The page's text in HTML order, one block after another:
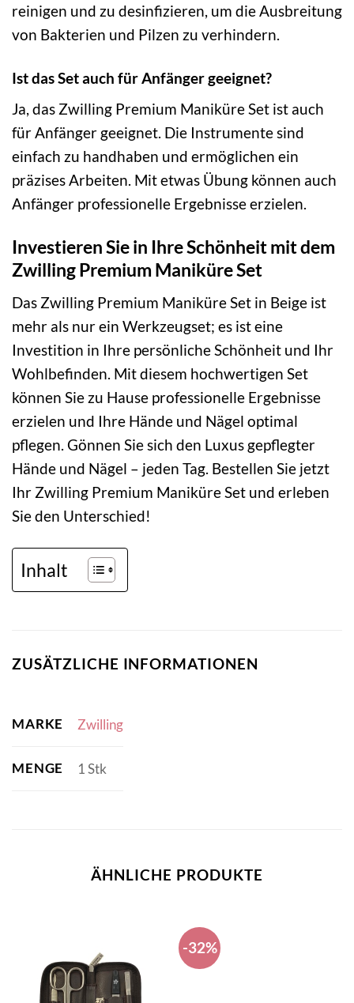
reinigen und zu desinfizieren, um die Ausbreitung
von Bakterien und Pilzen zu verhindern.
Ist das Set auch für Anfänger geeignet?
Ja, das Zwilling Premium Maniküre Set ist auch
für Anfänger geeignet. Die Instrumente sind
einfach zu handhaben und ermöglichen ein
präzises Arbeiten. Mit etwas Übung können auch
Anfänger professionelle Ergebnisse erzielen.
Investieren Sie in Ihre Schönheit mit dem
Zwilling Premium Maniküre Set
Das Zwilling Premium Maniküre Set in Beige ist
mehr als nur ein Werkzeugset; es ist eine
Investition in Ihre persönliche Schönheit und Ihr
Wohlbefinden. Mit diesem hochwertigen Set
können Sie zu Hause professionelle Ergebnisse
erzielen und Ihre Hände und Nägel optimal
pflegen. Gönnen Sie sich den Luxus gepflegter
Hände und Nägel – jeden Tag. Bestellen Sie jetzt
Ihr Zwilling Premium Maniküre Set und erleben
Sie den Unterschied!
Inhalt
ZUSÄTZLICHE INFORMATIONEN
MARKE Zwilling
MENGE 1 Stk
ÄHNLICHE PRODUKTE
-32%